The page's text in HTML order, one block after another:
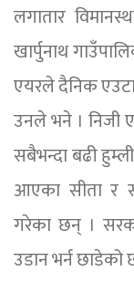
लगातार
खार्पुनाथ
एयरले दैनिक
उनले भने । निजी
सबैभन्दा बढी
आएका सीता र
गरेका छन् ।
उडान भर्न छाडेको